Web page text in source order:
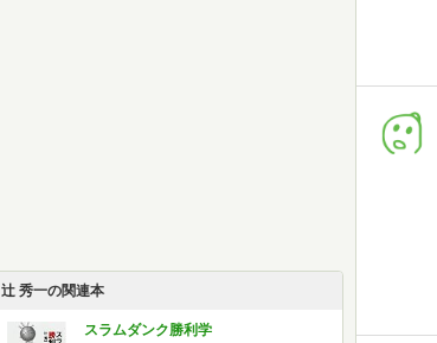
辻 秀一の関連本
スラムダンク勝利学